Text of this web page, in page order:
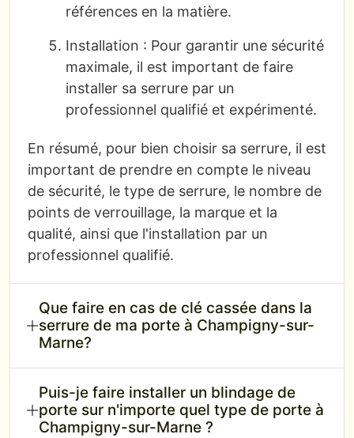
références en la matière.
Installation : Pour garantir une sécurité
maximale, il est important de faire
installer sa serrure par un
professionnel qualifié et expérimenté.
En résumé, pour bien choisir sa serrure, il est
important de prendre en compte le niveau
de sécurité, le type de serrure, le nombre de
points de verrouillage, la marque et la
qualité, ainsi que l'installation par un
professionnel qualifié.
Que faire en cas de clé cassée dans la
serrure de ma porte à Champigny-sur-
Marne?
Puis-je faire installer un blindage de
porte sur n'importe quel type de porte à
Champigny-sur-Marne ?